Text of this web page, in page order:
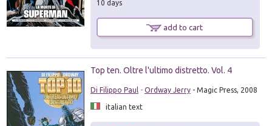
10 days
add to cart
Top ten. Oltre l'ultimo distretto. Vol. 4
Di Filippo Paul- Ordway Jerry- Magic Press, 2008
italian text